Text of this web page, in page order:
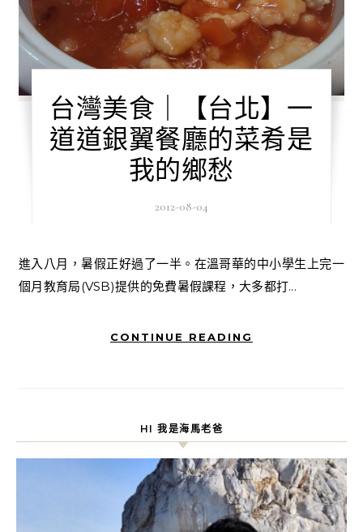
台灣美食｜【台北】一
道道銀翼餐廳的菜肴是
我的鄉愁
2012-08-04
進入八月，暑假正好過了一半。在溫哥華的中小學生上完一
個月教育局(VSB)提供的免費暑假課程，大多都打...
CONTINUE READING
HI 我是海馬老爸